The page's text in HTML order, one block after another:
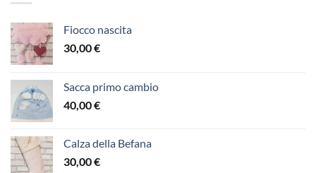
Fiocco nascita
30,00€
Sacca primo cambio
40,00€
Calza della Befana
30,00€